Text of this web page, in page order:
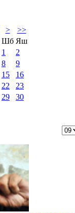
>
>>
Шб Яш
1
2
8
9
15
16
22
23
29
30